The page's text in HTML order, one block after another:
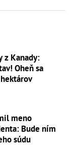
z Kanady:
Oheň sa
meno
Bude ním
súdu